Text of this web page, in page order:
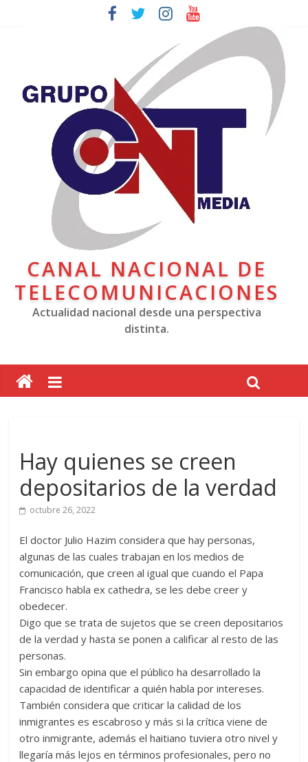
CANAL NACIONAL DE
TELECOMUNICACIONES
Actualidad nacional desde una perspectiva
distinta.
Hay quienes se creen
depositarios de la verdad
octubre 26, 2022
El doctor Julio Hazim considera que hay personas,
algunas de las cuales trabajan en los medios de
comunicación, que creen al igual que cuando el Papa
Francisco habla ex cathedra, se les debe creer y
obedecer.
Digo que se trata de sujetos que se creen depositarios
de la verdad y hasta se ponen a calificar al resto de las
personas.
Sin embargo opina que el público ha desarrollado la
capacidad de identificar a quién habla por intereses.
También considera que criticar la calidad de los
inmigrantes es escabroso y más si la crítica viene de
otro inmigrante, además el haitiano tuviera otro nivel y
llegaría más lejos en términos profesionales, pero no